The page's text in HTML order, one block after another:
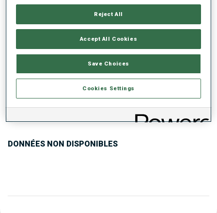
TIR COUCHÉ
Données non disponibles
Données non disponibles
TENDANCE DES PERFORMANCES
DONNÉES NON DISPONIBLES
Reject All
Accept All Cookies
Save Choices
Cookies Settings